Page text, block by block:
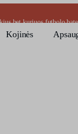
bet kuriuos futbolo
Kojinės